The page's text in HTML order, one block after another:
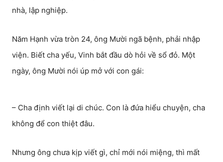
nhà, lập nghiệp.
Năm Hạnh vừa tròn 24, ông Mười ngã bệnh, phải nhập
viện. Biết cha yếu, Vinh bắt đầu dò hỏi về sổ đỏ. Một
ngày, ông Mười nói úp mở với con gái:
– Cha định viết lại di chúc. Con là đứa hiểu chuyện, cha
không để con thiệt đâu.
Nhưng ông chưa kịp viết gì, chỉ mới nói miệng, thì mất